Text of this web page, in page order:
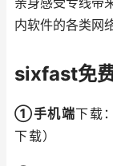
内软件的各类网
sixfast免
①手机端下载
下载）